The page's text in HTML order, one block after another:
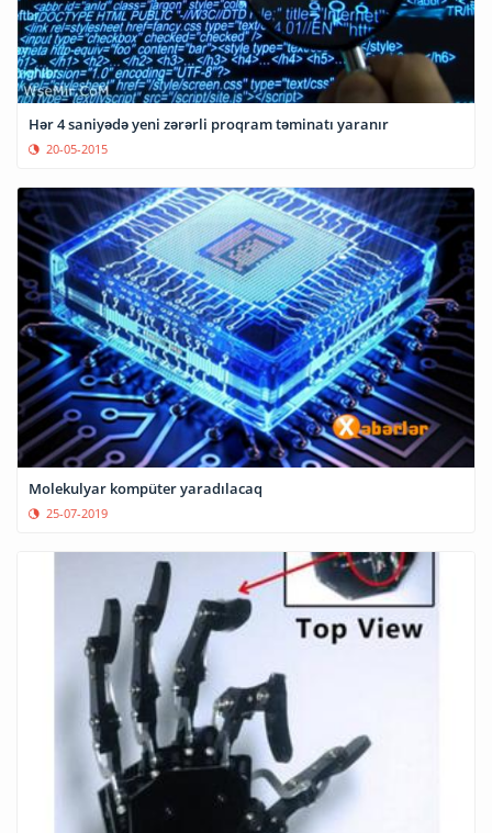
Hər 4 saniyədə yeni zərərli proqram təminatı yaranır
20-05-2015
Molekulyar kompüter yaradılacaq
25-07-2019